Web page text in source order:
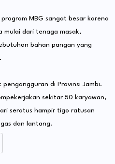
MBG sangat besar karena
mulai dari tenaga masak,
bahan pangan yang
di Provinsi Jambi.
sekitar 50 karyawan,
seratus hampir tigo ratusan
dan lantang.